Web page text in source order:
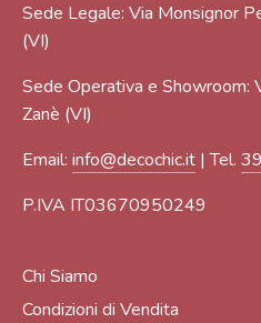
Sede Legale: Via Monsignor
(VI)
Sede Operativa e
Zanè (VI)
Email: info@decochic.it | Tel.
P.IVA IT03670950249
Chi Siamo
Condizioni di Vendita